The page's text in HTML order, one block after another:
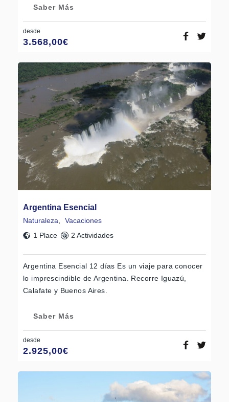
Saber Más
desde
3.568,00€
Argentina Esencial
Naturaleza
Vacaciones
1 Place
2 Actividades
Argentina Esencial 12 días Es un viaje para conocer
lo imprescindible de Argentina. Recorre Iguazú,
Calafate y Buenos Aires.
Saber Más
desde
2.925,00€